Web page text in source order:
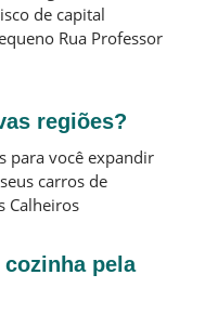
de capital
Rua Professor
regiões?
para você expandir
carros de
Calheiros
pela